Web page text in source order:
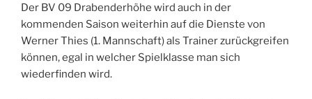
Der BV 09 Drabenderhöhe wird auch in der
kommenden Saison weiterhin auf die Dienste von
Werner Thies (1. Mannschaft) als Trainer zurückgreifen
können, egal in welcher Spielklasse man sich
wiederfinden wird.